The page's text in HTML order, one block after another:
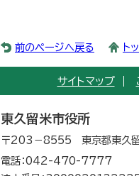
前のページへ戻る ト
サイトマップ
東久留米市役所
〒203－8555 東京都東久
電話：042-470-7777